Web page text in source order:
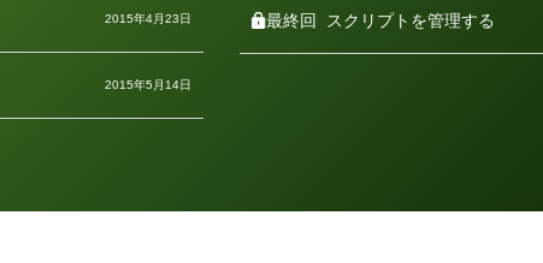
ー
2015年4月23日
2015年5月14日
最終回 スクリプトを管理する